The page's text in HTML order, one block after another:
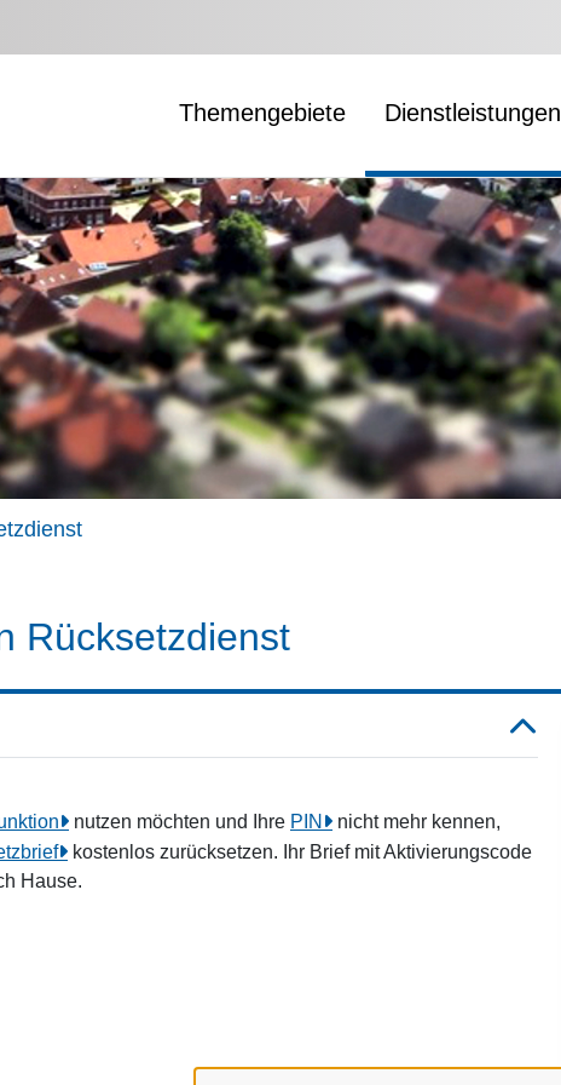
Themengebiete Dienstleistungen
Rücksetzdienst
nutzen möchten und Ihre PIN
nicht mehr kennen,
kostenlos zurücksetzen. Ihr Brief mit Aktivierungscode
Hause.